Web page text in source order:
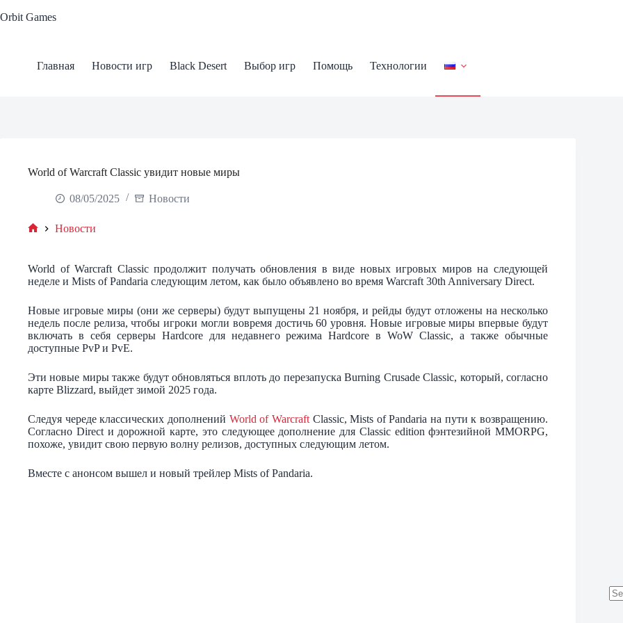
to
Orbit Games
Главная Новости игр Black Desert Выбор игр Помощь Технологии
World of Warcraft Classic увидит новые миры
08/05/2025 Новости
Новости
World of Warcraft Classic продолжит получать обновления в виде новых игровых миров на следующей
неделе и Mists of Pandaria следующим летом, как было объявлено во время Warcraft 30th Anniversary Direct.
Новые игровые миры (они же серверы) будут выпущены 21 ноября, и рейды будут отложены на несколько
недель после релиза, чтобы игроки могли вовремя достичь 60 уровня. Новые игровые миры впервые будут
включать в себя серверы Hardcore для недавнего режима Hardcore в WoW Classic, а также обычные
доступные PvP и PvE.
Эти новые миры также будут обновляться вплоть до перезапуска Burning Crusade Classic, который, согласно
карте Blizzard, выйдет зимой 2025 года.
Следуя череде классических дополнений World of WarcraftClassic, Mists of Pandaria на пути к возвращению.
Согласно Direct и дорожной карте, это следующее дополнение для Classic edition фэнтезийной MMORPG,
похоже, увидит свою первую волну релизов, доступных следующим летом.
Вместе с анонсом вышел и новый трейлер Mists of Pandaria.